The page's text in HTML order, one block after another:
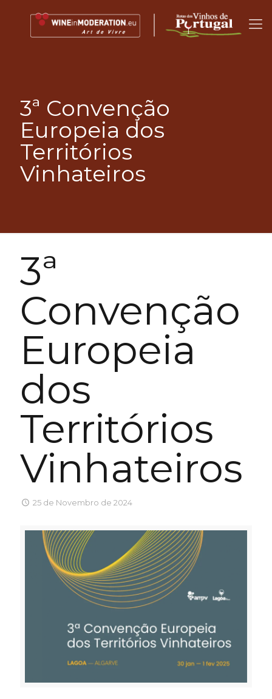
3ª Convenção
Europeia dos
Territórios
Vinhateiros
3ª
Convenção
Europeia
dos
Territórios
Vinhateiros
25 de Novembro de 2024